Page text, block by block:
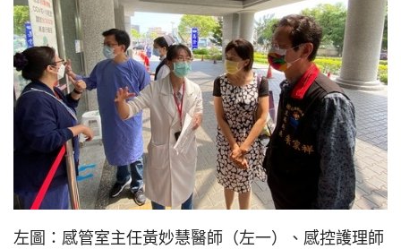
左圖：感管室主任黃妙慧醫師（左一）、感控護理師